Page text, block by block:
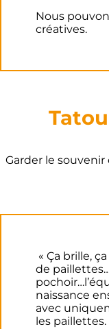
Nous
créatives.
Garder le
« Ça brille,
de
naissance
avec
les paillettes.